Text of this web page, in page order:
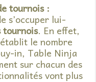
tournois :
s’occuper lui-
tournois. En effet,
le nombre
in, Table Ninja
sur chacun des
vont plus